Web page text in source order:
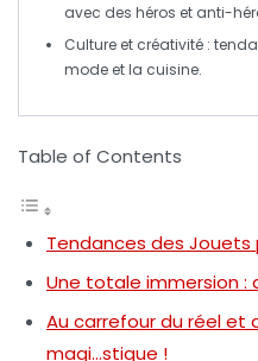
avec des héros et anti-
Culture et créativité :
mode et la cuisine.
Table of Contents
Tendances des Jouets
Une totale immersion :
Au carrefour du réel et
magi…stique !